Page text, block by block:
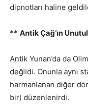
dipnotları haline
** Antik Çağ’ın
Antik Yunan’da da
değildi. Onunla aynı
harmanlanan diğer
bir) düzenlenirdi.